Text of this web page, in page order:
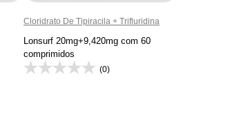
Cloridrato De Tipiracila + Trifluridina
Lonsurf 20mg+9,420mg com 60
comprimidos
(0)